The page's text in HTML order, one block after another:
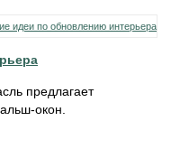
предлагает
окон.